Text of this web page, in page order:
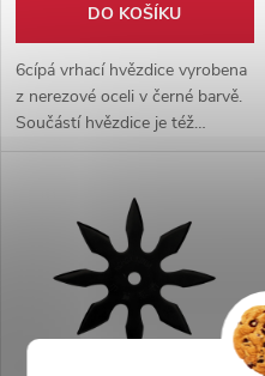
DO KOŠÍKU
6cípá vrhací hvězdice vyrobena
z nerezové oceli v černé barvě.
Součástí hvězdice je též
nylonové pouzdro.